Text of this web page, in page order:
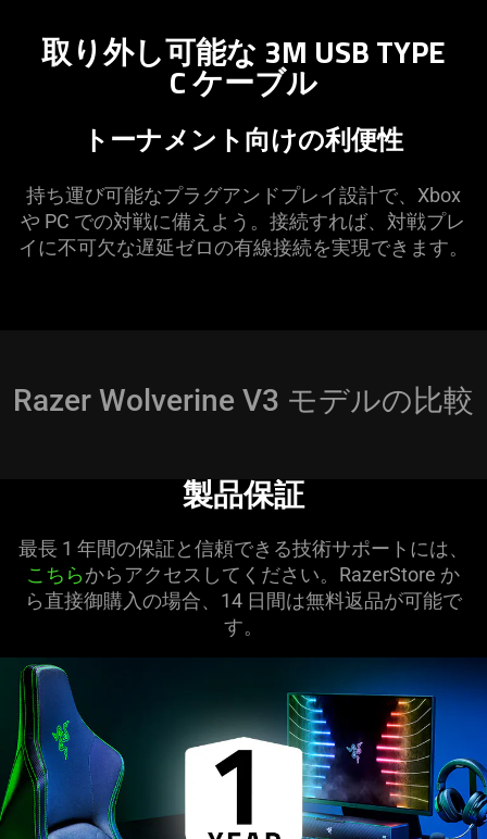
取り外し可能な 3M USB TYPE
C ケーブル
トーナメント向けの利便性
持ち運び可能なプラグアンドプレイ設計で、Xbox
や PC での対戦に備えよう。接続すれば、対戦プレ
イに不可欠な遅延ゼロの有線接続を実現でき ます。
Razer Wolverine V3 モデルの比較
製品保証
最長 1 年間の保証と信頼できる技術サポートには、
こちらからアクセスしてください。RazerStore か
ら直接御購入の場合、14 日間は無料返品が可能で
す。